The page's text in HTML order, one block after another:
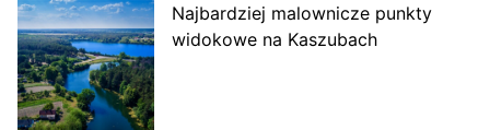
Najbardziej malownicze punkty
widokowe na Kaszubach